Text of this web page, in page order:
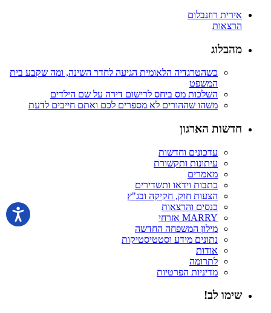
אירית רוזנבלום
הרצאות
מהבלוג
כשהטרגדיה הלאומית הגיעה לחדר השינה, ומה שקבע בית
המשפט
השלכות מס ביחס לרישום דירה על שם הילדים
משהו שההורים לא מספרים לכם ואתם חייבים לדעת
חדשות הארגון
עדכונים וחדשות
עיתונות ותקשורת
מאמרים
כתבות וידאו ותשדירים
הצעות חוק, חקיקה ובג"ץ
כנסים והרצאות
MARRY אזרחי
מילון המשפחה החדשה
נתונים מידע וסטטיסטיקות
אודות
לתרומה
מדיניות הפרטיות
שימו לב!